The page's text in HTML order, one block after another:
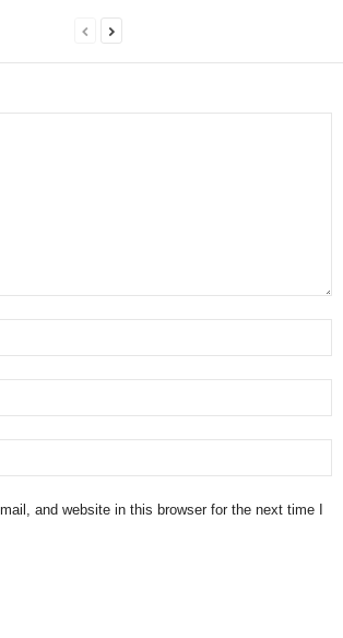
and website in this browser for the next time I